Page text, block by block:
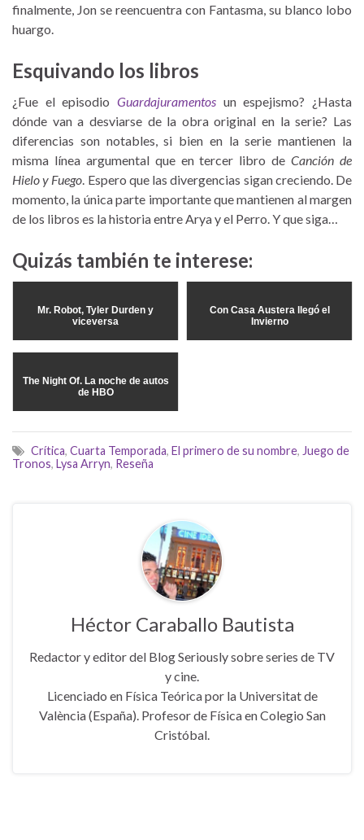
finalmente, Jon se reencuentra con Fantasma, su blanco lobo
huargo.
Esquivando los libros
¿Fue el episodio Guardajuramentos un espejismo? ¿Hasta
dónde van a desviarse de la obra original en la serie? Las
diferencias son notables, si bien en la serie mantienen la
misma línea argumental que en tercer libro deCanción de
Hielo y Fuego . Espero que las divergencias sigan creciendo. De
momento, la única parte importante que mantienen al margen
de los libros es la historia entre Arya y el Perro. Y que siga…
Quizás también te interese:
Mr. Robot, Tyler Durden y
viceversa
Con Casa Austera llegó el
Invierno
The Night Of. La noche de autos
de HBO
Crítica, Cuarta Temporada, El primero de su nombre, Juego de
Tronos, Lysa Arryn, Reseña
Héctor Caraballo Bautista
Redactor y editor del Blog Seriously sobre series de TV
y cine.
Licenciado en Física Teórica por la Universitat de
València (España). Profesor de Física en Colegio San
Cristóbal.